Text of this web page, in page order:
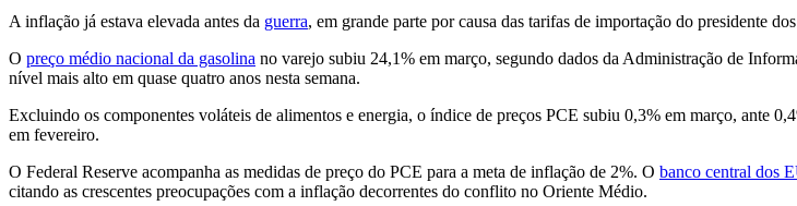
A inflação já estava elevada antes da guerra, em grande parte por causa das tarifas de importação do presidente
O preço médio nacional da gasolina no varejo subiu 24,1% em março, segundo dados da Administração de
nível mais alto em quase quatro anos nesta semana.
Excluindo os componentes voláteis de alimentos e energia, o índice de preços PCE subiu 0,3% em março, ante
em fevereiro.
O Federal Reserve acompanha as medidas de preço do PCE para a meta de inflação de 2%. O banco central dos
citando as crescentes preocupações com a inflação decorrentes do conflito no Oriente Médio.